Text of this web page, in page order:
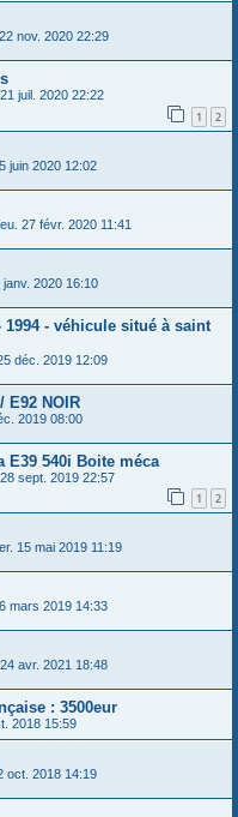
nov. 2020 22:29
juil. 2020 22:22
1 2
juin 2020 12:02
27 févr. 2020 11:41
janv. 2020 16:10
1994 - véhicule situé à saint
déc. 2019 12:09
E92 NOIR
2019 08:00
E39 540i Boite méca
sept. 2019 22:57
1 2
15 mai 2019 11:19
mars 2019 14:33
avr. 2021 18:48
: 3500eur
2018 15:59
oct. 2018 14:19